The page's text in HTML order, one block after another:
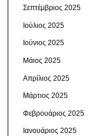
Σεπτέμβριος 2025
Ιούλιος 2025
Ιούνιος 2025
Μάιος 2025
Απρίλιος 2025
Μάρτιος 2025
Φεβρουάριος 2025
Ιανουάριος 2025